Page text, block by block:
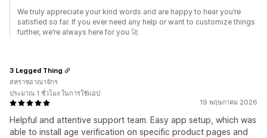
We truly appreciate your kind words and are happy to hear you’re
satisfied so far. If you ever need any help or want to customize things
further, we’re always here for you 🚀
19 พฤษภาคม 2026
Helpful and attentive support team. Easy app setup, which was
able to install age verification on specific product pages and
3 Legged Thing
สหราชอาณาจักร
ประมาณ 1 ชั่วโมง ในการใช้แอป